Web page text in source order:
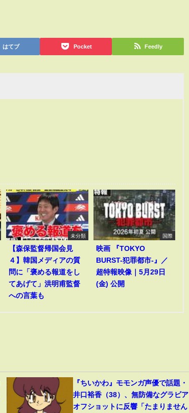
はてブ Pocket Feedly
未分類
【森保監督帰国会見
４】韓国メディアの質
問に「褒める報道をし
てあげて」洪明甫監督
への言葉も
国際
映画 『TOKYO
BURST-犯罪都市-』／
超特報映像｜5月29日
(金) 公開
『ちいかわ』モモンガ声優で話題・
井口裕香（38）、無防備なグラビア
オフショットに反響「たまりません